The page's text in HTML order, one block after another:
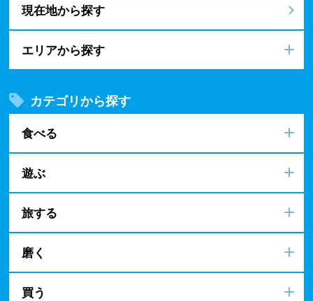
現在地から探す
エリアから探す
カテゴリから探す
食べる
遊ぶ
旅する
磨く
買う